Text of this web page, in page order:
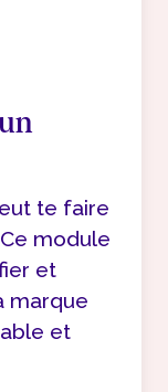
te faire
module
et
marque
et